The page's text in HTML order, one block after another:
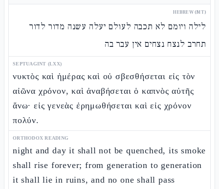
HEBREW (MT)
לילה ויומם לא תכבה לעולם יעלה עשנה מדור לדור
תחרב לנצח נצחים אין עבר בה
SEPTUAGINT (LXX)
νυκτὸς καὶ ἡμέρας καὶ οὐ σβεσθήσεται εἰς τὸν
αἰῶνα χρόνον, καὶ ἀναβήσεται ὁ καπνὸς αὐτῆς
ἄνω· εἰς γενεὰς ἐρημωθήσεται καὶ εἰς χρόνον
πολύν.
ORTHODOX READING
night and day it shall not be quenched, its smoke
shall rise forever; from generation to generation
it shall lie in ruins, and no one shall pass